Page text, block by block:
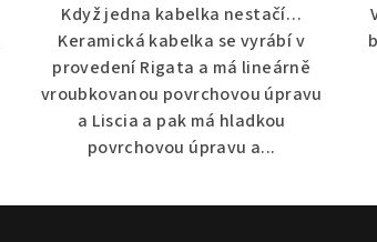
Když jedna kabelka nestačí…
Keramická kabelka se vyrábí v
provedení Rigata a má lineárně
vroubkovanou povrchovou úpravu
a Liscia a pak má hladkou
povrchovou úpravu a...